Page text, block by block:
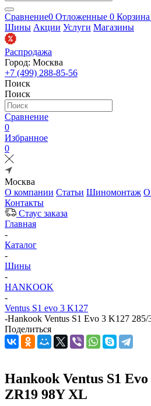
Сравнение0 Отложенные 0 Корзина
Шины Акции Услуги Магазины
Распродажа
Город: Москва
+7 (499) 288-85-56
Поиск
Поиск
Сравнение
0
Избранное
0
Москва
О компании Статьи Шиномонтаж
Контакты
Стаус заказа
Главная
-
Каталог
-
Шины
-
HANKOOK
-
Ventus S1 evo 3 K127
-Hankook Ventus S1 Evo 3 K127
Поделиться
Hankook Ventus S1
ZR19 98Y XL